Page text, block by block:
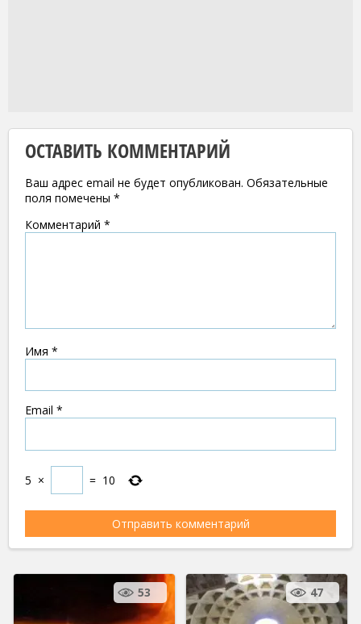
ОСТАВИТЬ КОММЕНТАРИЙ
Ваш адрес email не будет опубликован. Обязательные
поля помечены *
Комментарий *
Имя *
Email *
5 × = 10
53 47